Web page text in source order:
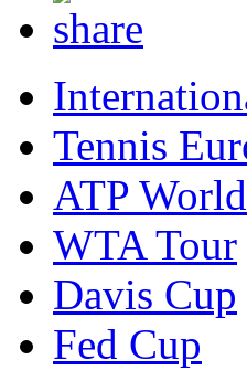
Tennis
ATP
WTA Tour
Davis Cup
Fed Cup